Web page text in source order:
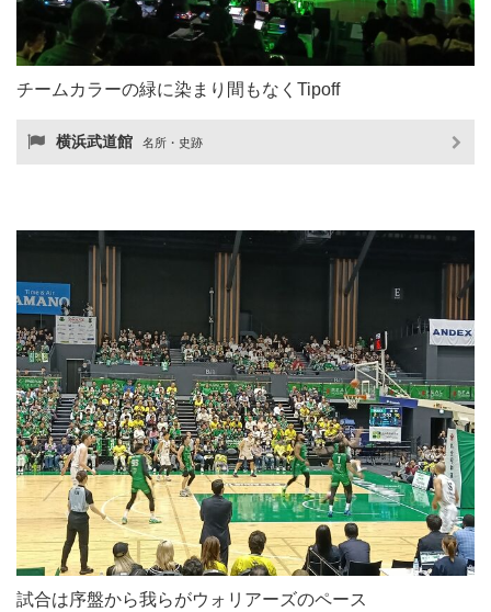
チームカラーの緑に染まり間もなくTipoff
横浜武道館 名所・史跡
試合は序盤から我らがウォリアーズのペース